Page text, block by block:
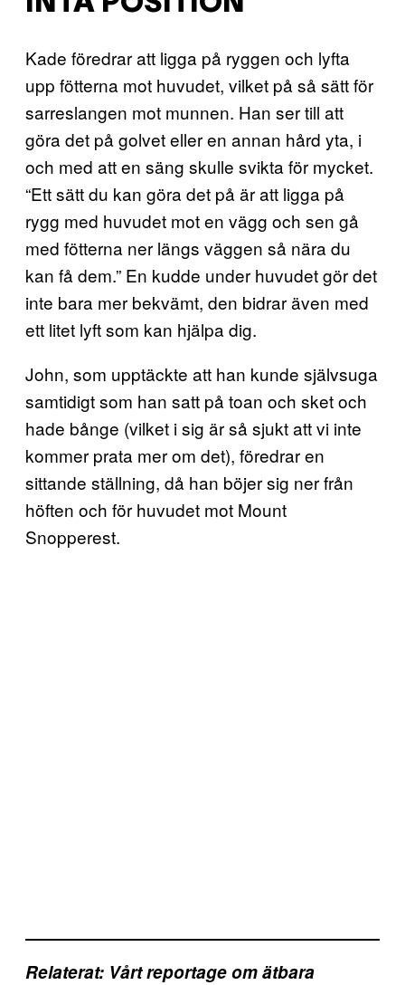
Kade föredrar att ligga på ryggen och lyfta
upp fötterna mot huvudet, vilket på så sätt för
sarreslangen mot munnen. Han ser till att
göra det på golvet eller en annan hård yta, i
och med att en säng skulle svikta för mycket.
“Ett sätt du kan göra det på är att ligga på
rygg med huvudet mot en vägg och sen gå
med fötterna ner längs väggen så nära du
kan få dem.” En kudde under huvudet gör det
inte bara mer bekvämt, den bidrar även med
ett litet lyft som kan hjälpa dig.
John, som upptäckte att han kunde självsuga
samtidigt som han satt på toan och sket och
hade bånge (vilket i sig är så sjukt att vi inte
kommer prata mer om det), föredrar en
sittande ställning, då han böjer sig ner från
höften och för huvudet mot Mount
Snopperest.
Relaterat: Vårt reportage om ätbara